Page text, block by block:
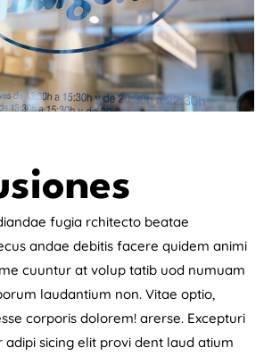
fugia rchitecto beatae
andae debitis facere quidem animi
cuuntur at volup tatib uod numuam
laudantium non. Vitae optio,
corporis dolorem! arerse. Excepturi
adipi sicing elit provi dent laud atium